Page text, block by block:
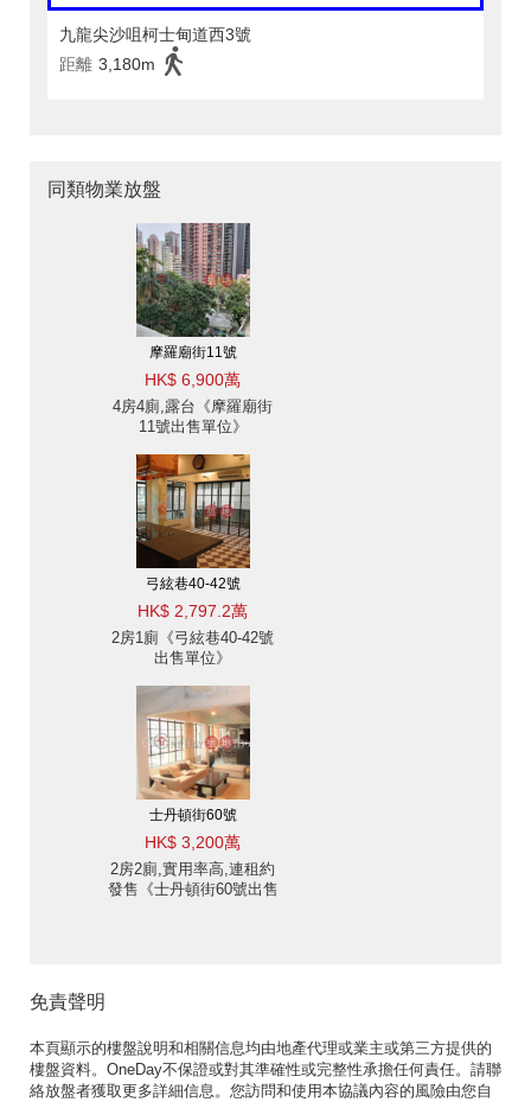
九龍尖沙咀柯士甸道西3號
距離 3,180m
同類物業放盤
摩羅廟街11號
HK$ 6,900萬
4房4廁,露台《摩羅廟街
11號出售單位》
弓絃巷40-42號
HK$ 2,797.2萬
2房1廁《弓絃巷40-42號
出售單位》
士丹頓街60號
HK$ 3,200萬
2房2廁,實用率高,連租約
發售《士丹頓街60號出售
免責聲明
本頁顯示的樓盤說明和相關信息均由地產代理或業主或第三方提供的
樓盤資料。OneDay不保證或對其準確性或完整性承擔任何責任。請聯
絡放盤者獲取更多詳細信息。您訪問和使用本協議內容的風險由您自